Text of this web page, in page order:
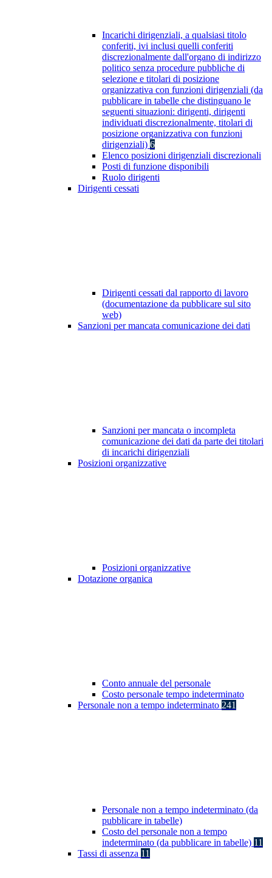
Incarichi dirigenziali, a qualsiasi titolo
conferiti, ivi inclusi quelli conferiti
discrezionalmente dall'organo di indirizzo
politico senza procedure pubbliche di
selezione e titolari di posizione
organizzativa con funzioni dirigenziali (da
pubblicare in tabelle che distinguano le
seguenti situazioni: dirigenti, dirigenti
individuati discrezionalmente, titolari di
posizione organizzativa con funzioni
dirigenziali) 6
Elenco posizioni dirigenziali discrezionali
Posti di funzione disponibili
Ruolo dirigenti
Dirigenti cessati
Dirigenti cessati dal rapporto di lavoro
(documentazione da pubblicare sul sito
web)
Sanzioni per mancata comunicazione dei dati
Sanzioni per mancata o incompleta
comunicazione dei dati da parte dei titolari
di incarichi dirigenziali
Posizioni organizzative
Posizioni organizzative
Dotazione organica
Conto annuale del personale
Costo personale tempo indeterminato
Personale non a tempo indeterminato 241
Personale non a tempo indeterminato (da
pubblicare in tabelle)
Costo del personale non a tempo
indeterminato (da pubblicare in tabelle) 11
Tassi di assenza 11